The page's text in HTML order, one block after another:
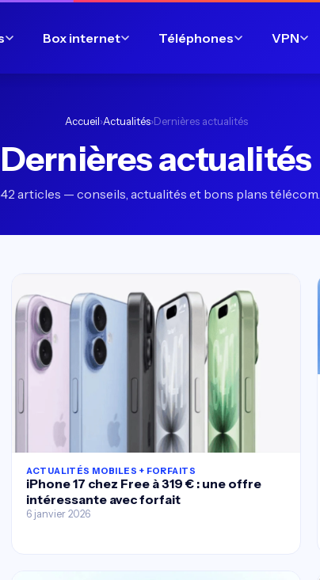
Box internet Téléphones VPN
Accueil›Actualités›Dernières actualités
Dernières actualités
articles — conseils, actualités et bons plans télécom.
ACTUALITÉS MOBILES + FORFAITS
iPhone 17 chez Free à 319 € : une offre
intéressante avec forfait
6 janvier 2026